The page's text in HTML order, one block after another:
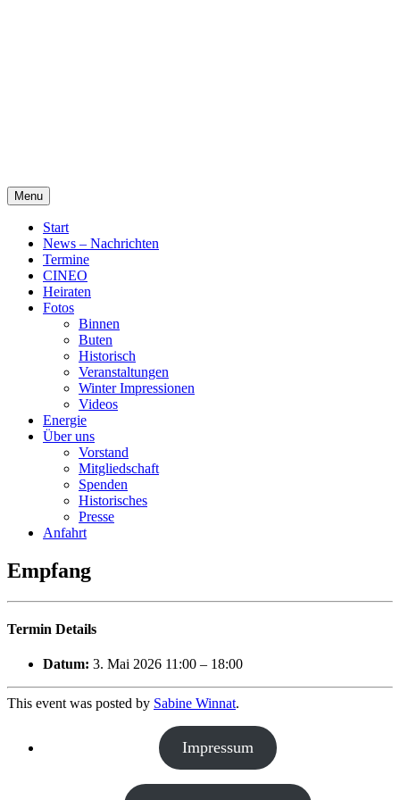
Menu
Start
News – Nachrichten
Termine
CINEO
Heiraten
Fotos
Binnen
Buten
Historisch
Veranstaltungen
Winter Impressionen
Videos
Energie
Über uns
Vorstand
Mitgliedschaft
Spenden
Historisches
Presse
Anfahrt
Empfang
Termin Details
Datum: 3. Mai 2026 11:00 – 18:00
This event was posted by Sabine Winnat.
Impressum